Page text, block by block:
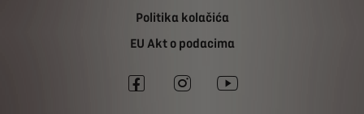
Politika kolačića
EU Akt o podacima